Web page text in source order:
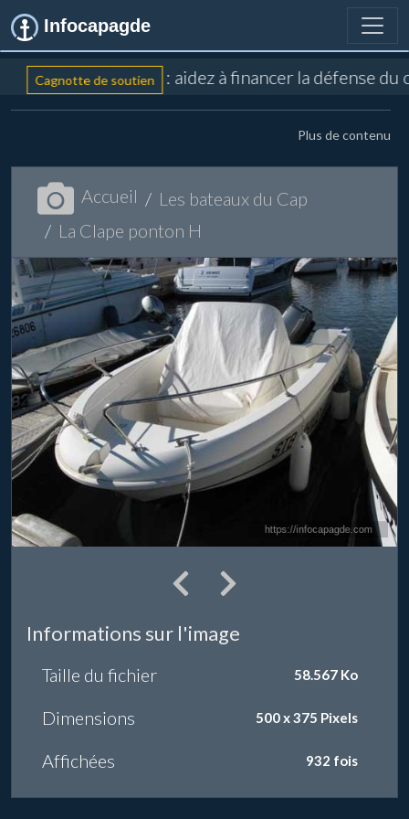
Infocapagde
Cagnotte de soutien : aidez à financer la défense
Plus de contenu
Accueil
Les bateaux du Cap
La Clape ponton H
Informations sur l'image
Taille du fichier 58.567 Ko
Dimensions 500 x 375 Pixels
Affichées 932 fois